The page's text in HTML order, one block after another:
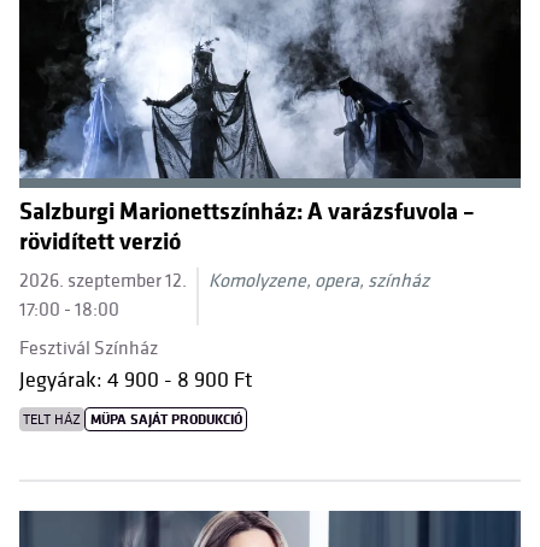
Salzburgi Marionettszínház: A varázsfuvola –
rövidített verzió
2026. szeptember 12.
17:00 - 18:00
Komolyzene, opera, színház
Fesztivál Színház
Jegyárak: 4 900 - 8 900 Ft
TELT HÁZ MÜPA SAJÁT PRODUKCIÓ